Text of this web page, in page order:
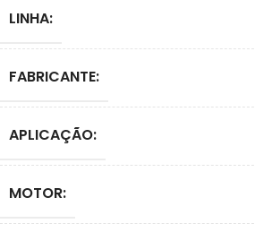
LINHA:
FABRICANTE:
APLICAÇÃO:
MOTOR: